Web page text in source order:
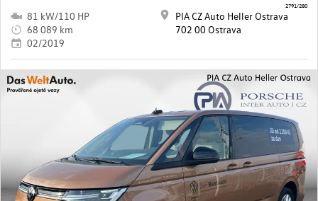
81 kW/110 HP
68 089 km
02/2019
PIA CZ Auto Heller Ostrava
702 00 Ostrava
2791/280